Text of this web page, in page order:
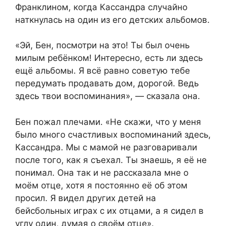
Франклином, когда Кассандра случайно
наткнулась на один из его детских альбомов.
«Эй, Бен, посмотри на это! Ты был очень
милым ребёнком! Интересно, есть ли здесь
ещё альбомы. Я всё равно советую тебе
передумать продавать дом, дорогой. Ведь
здесь твои воспоминания», — сказала она.
Бен пожал плечами. «Не скажи, что у меня
было много счастливых воспоминаний здесь,
Кассандра. Мы с мамой не разговаривали
после того, как я съехал. Ты знаешь, я её не
понимал. Она так и не рассказала мне о
моём отце, хотя я постоянно её об этом
просил. Я видел других детей на
бейсбольных играх с их отцами, а я сидел в
углу один, думая о своём отце».